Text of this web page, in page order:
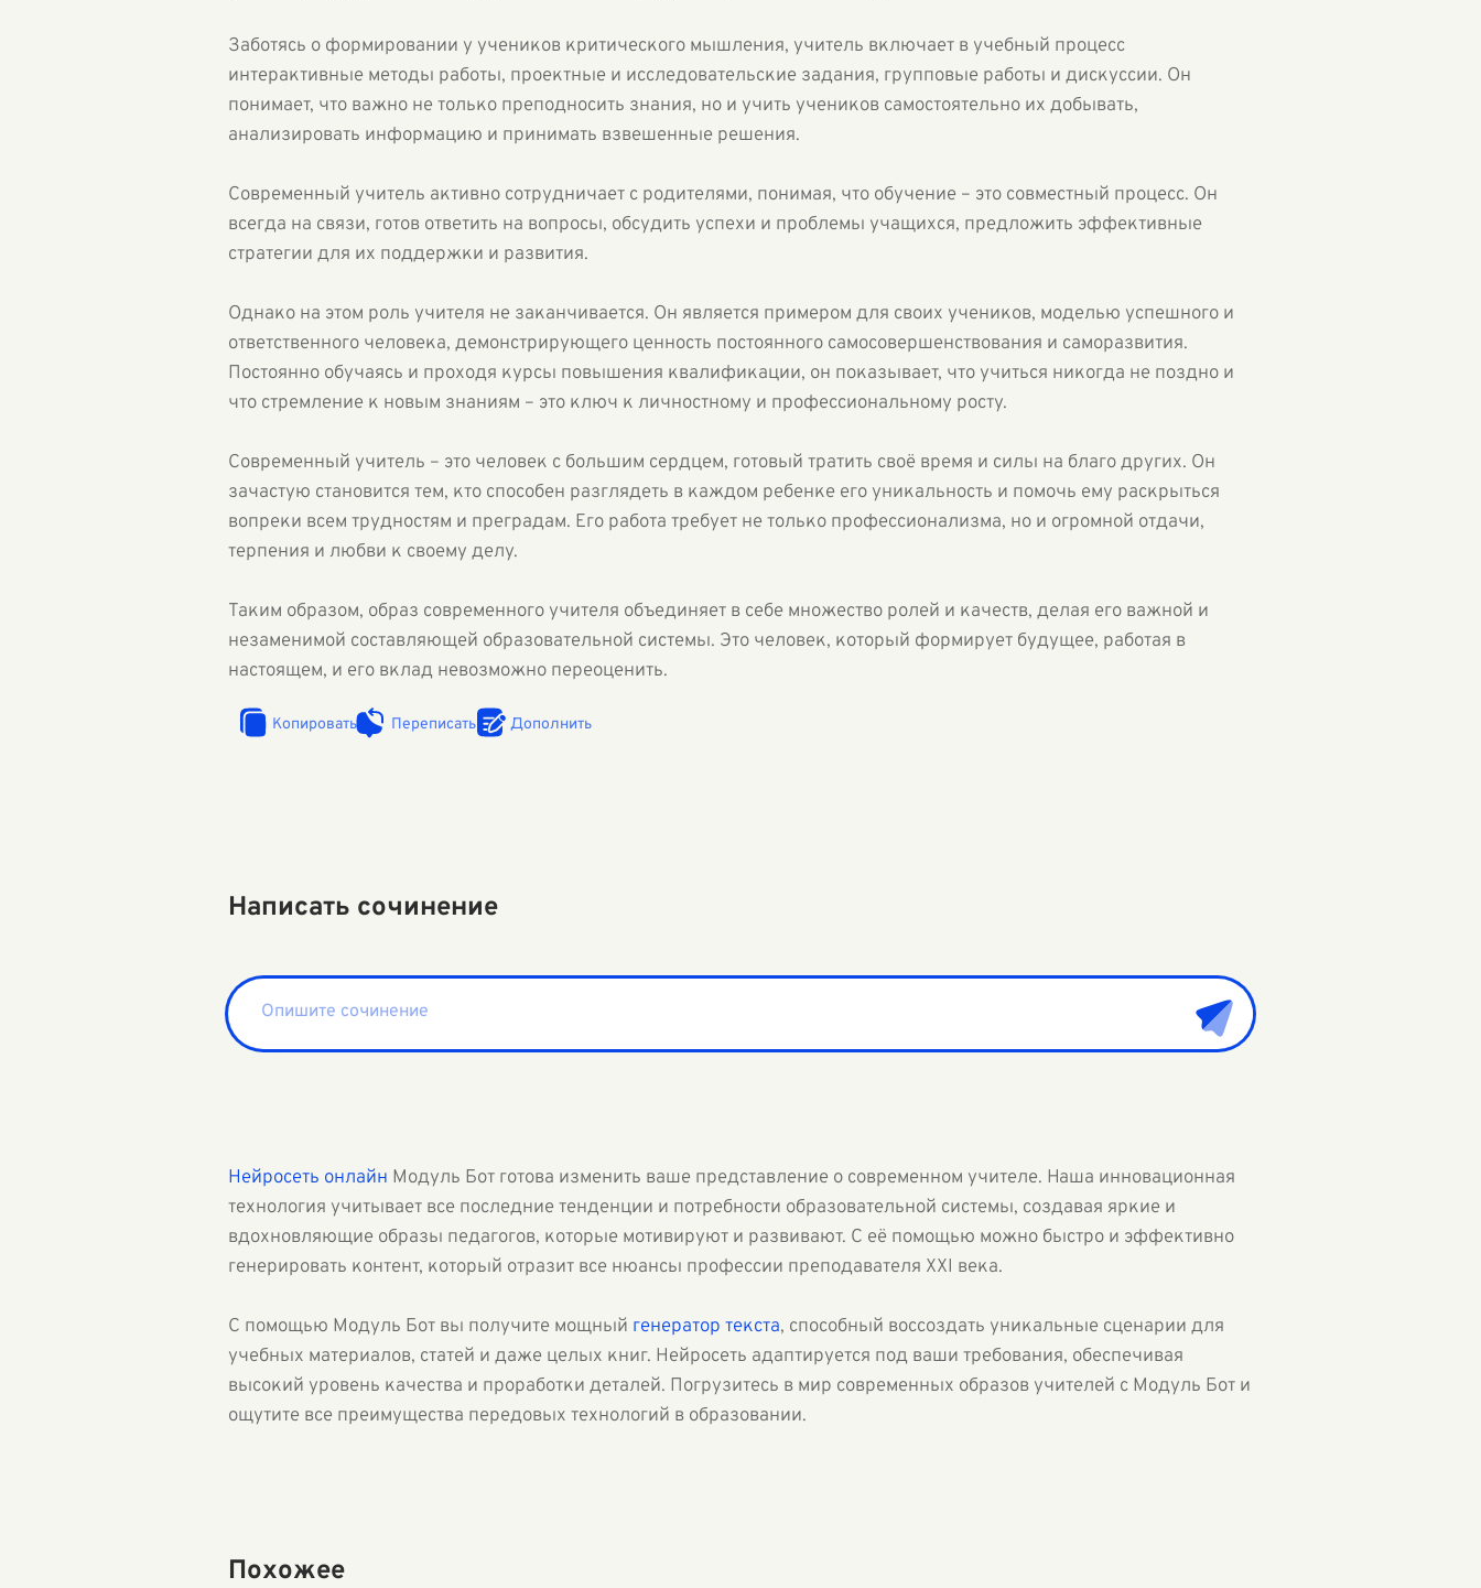
Заботясь о формировании у учеников критического мышления, учитель включает в учебный процесс
интерактивные методы работы, проектные и исследовательские задания, групповые работы и дискуссии. Он
понимает, что важно не только преподносить знания, но и учить учеников самостоятельно их добывать,
анализировать информацию и принимать взвешенные решения.
Современный учитель активно сотрудничает с родителями, понимая, что обучение – это совместный процесс. Он
всегда на связи, готов ответить на вопросы, обсудить успехи и проблемы учащихся, предложить эффективные
стратегии для их поддержки и развития.
Однако на этом роль учителя не заканчивается. Он является примером для своих учеников, моделью успешного и
ответственного человека, демонстрирующего ценность постоянного самосовершенствования и саморазвития.
Постоянно обучаясь и проходя курсы повышения квалификации, он показывает, что учиться никогда не поздно и
что стремление к новым знаниям – это ключ к личностному и профессиональному росту.
Современный учитель – это человек с большим сердцем, готовый тратить своё время и силы на благо других. Он
зачастую становится тем, кто способен разглядеть в каждом ребенке его уникальность и помочь ему раскрыться
вопреки всем трудностям и преградам. Его работа требует не только профессионализма, но и огромной отдачи,
терпения и любви к своему делу.
Таким образом, образ современного учителя объединяет в себе множество ролей и качеств, делая его важной и
незаменимой составляющей образовательной системы. Это человек, который формирует будущее, работая в
настоящем, и его вклад невозможно переоценить.
Копировать Переписать Дополнить
Написать сочинение
Нейросеть онлайн Модуль Бот готова изменить ваше представление о современном учителе. Наша инновационная
технология учитывает все последние тенденции и потребности образовательной системы, создавая яркие и
вдохновляющие образы педагогов, которые мотивируют и развивают. С её помощью можно быстро и эффективно
генерировать контент, который отразит все нюансы профессии преподавателя XXI века.
С помощью Модуль Бот вы получите мощный генератор текста, способный воссоздать уникальные сценарии для
учебных материалов, статей и даже целых книг. Нейросеть адаптируется под ваши требования, обеспечивая
высокий уровень качества и проработки деталей. Погрузитесь в мир современных образов учителей с Модуль Бот и
ощутите все преимущества передовых технологий в образовании.
Похожее